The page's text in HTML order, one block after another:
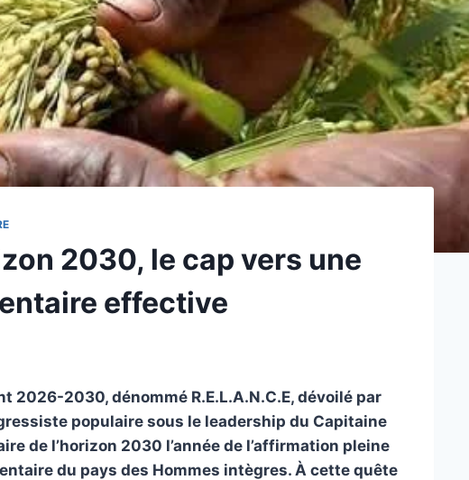
2030, le cap vers une
effective
2026-2030, dénommé R.E.L.A.N.C.E, dévoilé par
populaire sous le leadership du Capitaine
de l’horizon 2030 l’année de l’affirmation pleine
du pays des Hommes intègres. À cette quête